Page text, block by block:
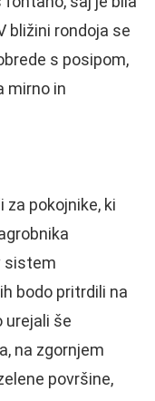
bližini rondoja se
s posipom,
mirno in
za pokojnike, ki
sistem
bodo pritrdili na
urejali še
na zgornjem
površine,